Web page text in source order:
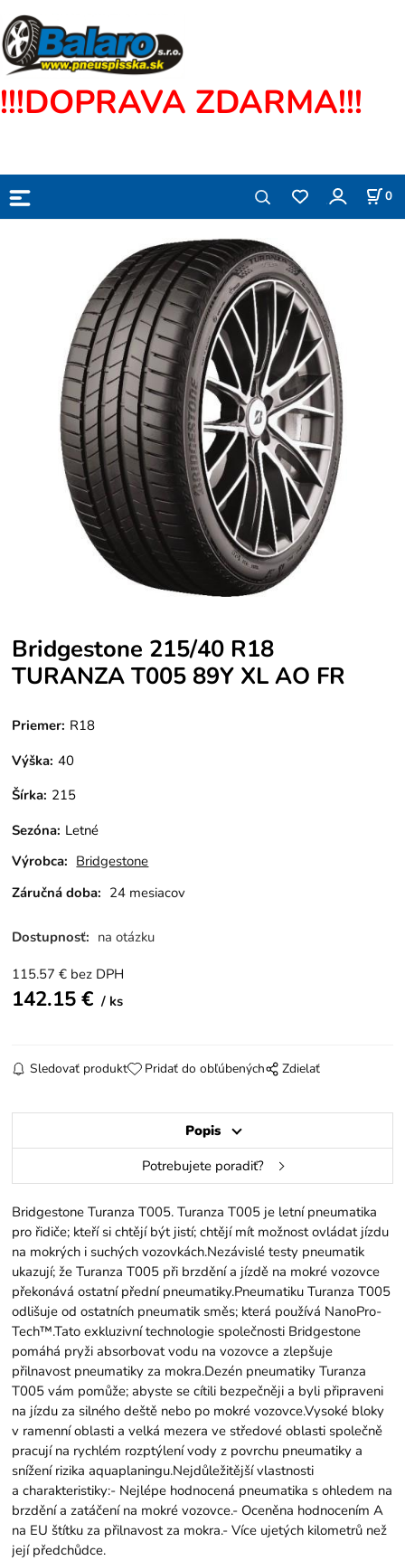
!!!DOPRAVA ZDARMA!!!
0
Bridgestone 215/40 R18
TURANZA T005 89Y XL AO FR
Priemer: R18
Výška: 40
Šírka: 215
Sezóna: Letné
Výrobca: Bridgestone
Záručná doba: 24 mesiacov
Dostupnosť: na otázku
115.57 € bez DPH
142.15€ ks
Sledovať produkt Pridať do obľúbených Zdielať
Popis
Potrebujete poradiť?
Bridgestone Turanza T005. Turanza T005 je letní pneumatika
pro řidiče; kteří si chtějí být jistí; chtějí mít možnost ovládat jízdu
na mokrých i suchých vozovkách.Nezávislé testy pneumatik
ukazují; že Turanza T005 při brzdění a jízdě na mokré vozovce
překonává ostatní přední pneumatiky.Pneumatiku Turanza T005
odlišuje od ostatních pneumatik směs; která používá NanoPro-
Tech™.Tato exkluzivní technologie společnosti Bridgestone
pomáhá pryži absorbovat vodu na vozovce a zlepšuje
přilnavost pneumatiky za mokra.Dezén pneumatiky Turanza
T005 vám pomůže; abyste se cítili bezpečněji a byli připraveni
na jízdu za silného deště nebo po mokré vozovce.Vysoké bloky
v ramenní oblasti a velká mezera ve středové oblasti společně
pracují na rychlém rozptýlení vody z povrchu pneumatiky a
snížení rizika aquaplaningu.Nejdůležitější vlastnosti
a charakteristiky:- Nejlépe hodnocená pneumatika s ohledem na
brzdění a zatáčení na mokré vozovce.- Oceněna hodnocením A
na EU štítku za přilnavost za mokra.- Více ujetých kilometrů než
její předchůdce.